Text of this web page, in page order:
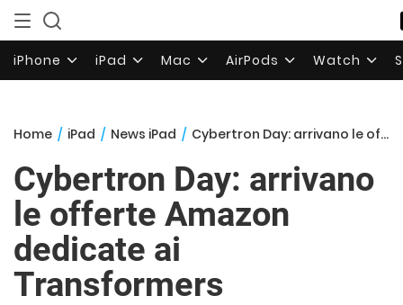
iPhone iPad Mac AirPods Watch
Home / iPad / News iPad / Cybertron Day: arrivano le offerte Amazon dedicate ai Transformers
Cybertron Day: arrivano
le offerte Amazon
dedicate ai
Transformers